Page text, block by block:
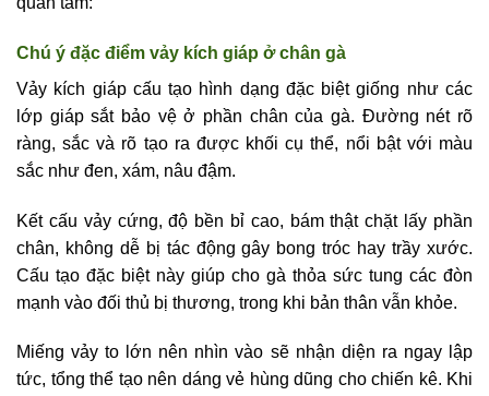
Chú ý đặc điểm vảy kích giáp ở chân gà
Vảy kích giáp cấu tạo hình dạng đặc biệt giống như các
lớp giáp sắt bảo vệ ở phần chân của gà. Đường nét rõ
ràng, sắc và rõ tạo ra được khối cụ thể, nổi bật với màu
sắc như đen, xám, nâu đậm.
Kết cấu vảy cứng, độ bền bỉ cao, bám thật chặt lấy phần
chân, không dễ bị tác động gây bong tróc hay trầy xước.
Cấu tạo đặc biệt này giúp cho gà thỏa sức tung các đòn
mạnh vào đối thủ bị thương, trong khi bản thân vẫn khỏe.
Miếng vảy to lớn nên nhìn vào sẽ nhận diện ra ngay lập
tức, tổng thể tạo nên dáng vẻ hùng dũng cho chiến kê. Khi